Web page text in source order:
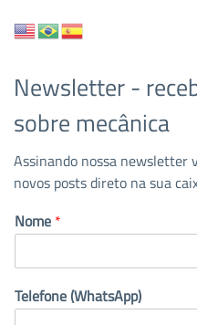
Newsletter -
sobre mecânica
Assinando nossa newsletter
novos posts direto na sua
Nome *
Telefone (WhatsApp)